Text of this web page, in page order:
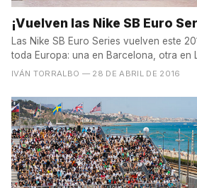
¡Vuelven las Nike SB Euro
Las Nike SB Euro Series vuelven este
toda Europa: una en Barcelona, otra en
IVÁN TORRALBO — 28 DE ABRIL DE 2016